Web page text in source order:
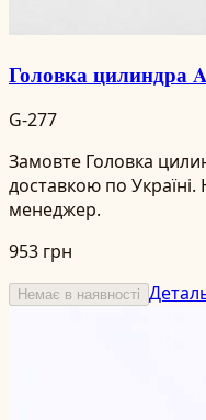
Головка цилиндра
G-277
Замовте Головка
доставкою по Україні.
менеджер.
953 грн
Немає в наявності